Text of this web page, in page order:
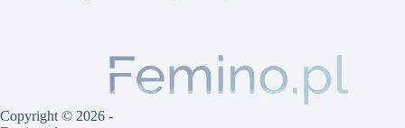
Copyright © 2026 -